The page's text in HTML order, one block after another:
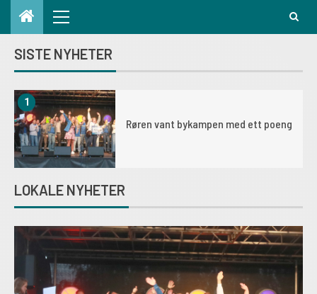
SISTE NYHETER
1
Røren vant bykampen med ett poeng
LOKALE NYHETER